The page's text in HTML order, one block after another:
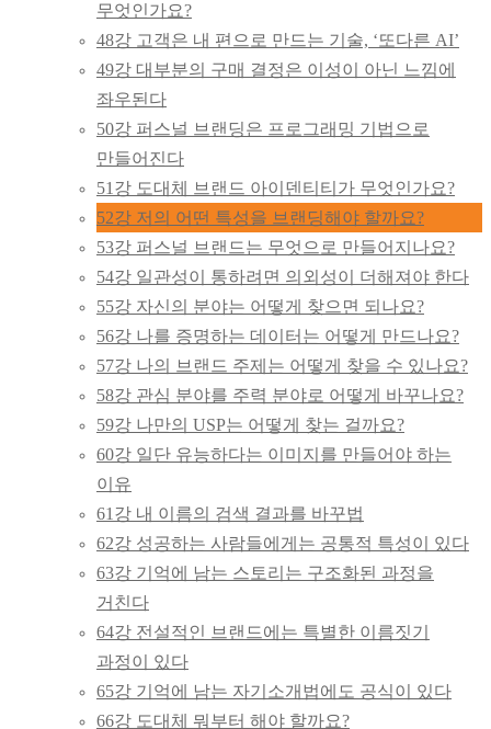
무엇인가요?
48강 고객은 내 편으로 만드는 기술, ‘또다른 AI’
49강 대부분의 구매 결정은 이성이 아닌 느낌에
좌우된다
50강 퍼스널 브랜딩은 프로그래밍 기법으로
만들어진다
51강 도대체 브랜드 아이덴티티가 무엇인가요?
52강 저의 어떤 특성을 브랜딩해야 할까요?
53강 퍼스널 브랜드는 무엇으로 만들어지나요?
54강 일관성이 통하려면 의외성이 더해져야 한다
55강 자신의 분야는 어떻게 찾으면 되나요?
56강 나를 증명하는 데이터는 어떻게 만드나요?
57강 나의 브랜드 주제는 어떻게 찾을 수 있나요?
58강 관심 분야를 주력 분야로 어떻게 바꾸나요?
59강 나만의 USP는 어떻게 찾는 걸까요?
60강 일단 유능하다는 이미지를 만들어야 하는
이유
61강 내 이름의 검색 결과를 바꾸법
62강 성공하는 사람들에게는 공통적 특성이 있다
63강 기억에 남는 스토리는 구조화된 과정을
거친다
64강 전설적인 브랜드에는 특별한 이름짓기
과정이 있다
65강 기억에 남는 자기소개법에도 공식이 있다
66강 도대체 뭐부터 해야 할까요?